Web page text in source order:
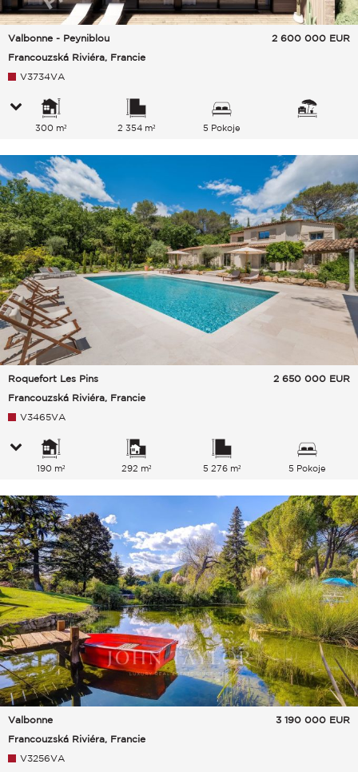
Valbonne - Peyniblou
Francouzská Riviéra, Francie
2 600 000 EUR
V3734VA
300 m² 2 354 m² 5 Pokoje
Roquefort Les Pins
Francouzská Riviéra, Francie
2 650 000 EUR
V3465VA
190 m² 292 m² 5 276 m² 5 Pokoje
Valbonne
Francouzská Riviéra, Francie
3 190 000 EUR
V3256VA